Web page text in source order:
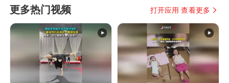
更多热门视频 打开应用 查看更多